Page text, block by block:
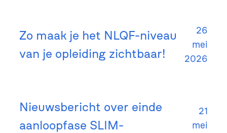
Zo maak je het NLQF-niveau
van je opleiding zichtbaar!
26
mei
2026
Nieuwsbericht over einde
aanloopfase SLIM-
21
mei